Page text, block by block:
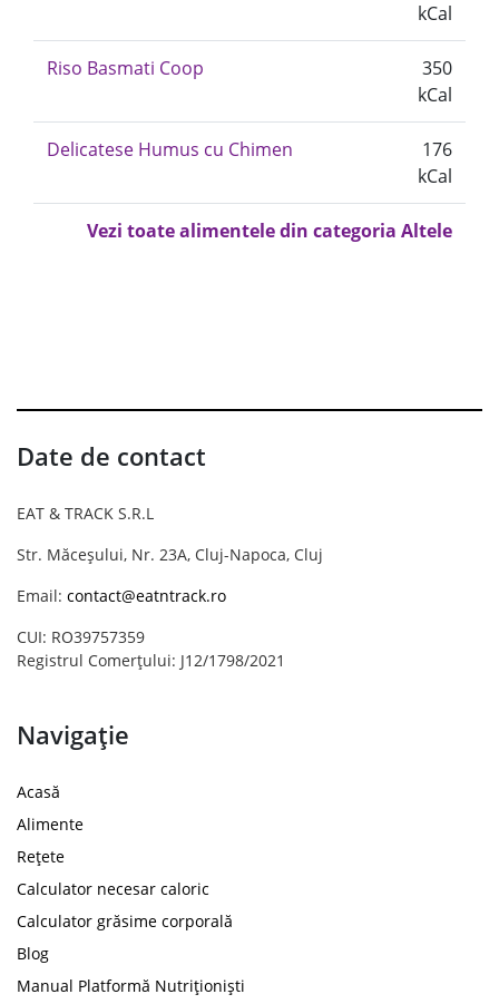
kCal
Riso Basmati Coop
350
kCal
Delicatese Humus cu Chimen
176
kCal
Vezi toate alimentele din categoria Altele
Date de contact
EAT & TRACK S.R.L
Str. Măceșului, Nr. 23A, Cluj-Napoca, Cluj
Email: contact@eatntrack.ro
CUI: RO39757359
Registrul Comerțului: J12/1798/2021
Navigație
Acasă
Alimente
Rețete
Calculator necesar caloric
Calculator grăsime corporală
Blog
Manual Platformă Nutriționiști